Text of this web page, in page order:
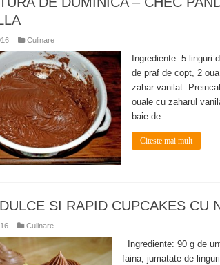
Culinare
Ingrediente: 5 linguri
de praf de copt, 2
zahar vanilat.
ouale cu zaharul
baie de …
Citeste mai mult
SI RAPID CUPCAKES CU
Culinare
Ingrediente: 90 g de
faina, jumatate de